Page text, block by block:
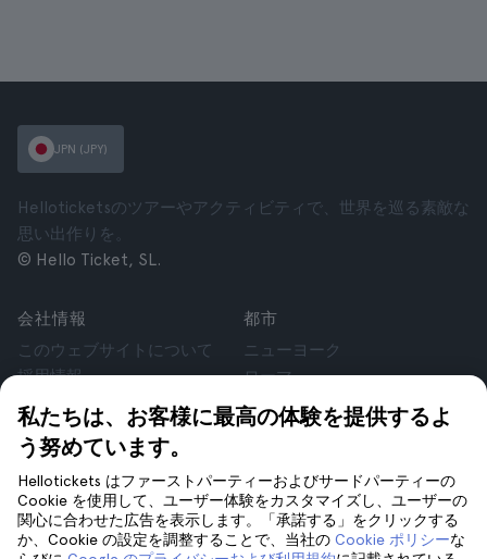
私たちは、お客様に最高の体験を提供するよ
う努めています。
Hellotickets はファーストパーティーおよびサードパーティーの
Cookie を使用して、ユーザー体験をカスタマイズし、ユーザーの
関心に合わせた広告を表示します。「承諾する」をクリックする
か、Cookie の設定を調整することで、当社の Cookie ポリシーな
JPN (JPY)
Helloticketsのツアーやアクティビティで、世界を巡る素敵な
思い出作りを。
© Hello Ticket, SL.
会社情報
このウェブサイトについて
採用情報
アフィリエイト
お客様の声
個人情報保護方針
利用規約
法律相談
cookie
都市
ニューヨーク
ローマ
パリ
ロンドン
クラクフ
テネリフェ